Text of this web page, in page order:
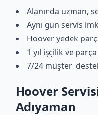
Alanında uzman,
Aynı gün servis
Hoover yedek
1 yıl işçilik ve
7/24 müşteri
Hoover
Adıyaman